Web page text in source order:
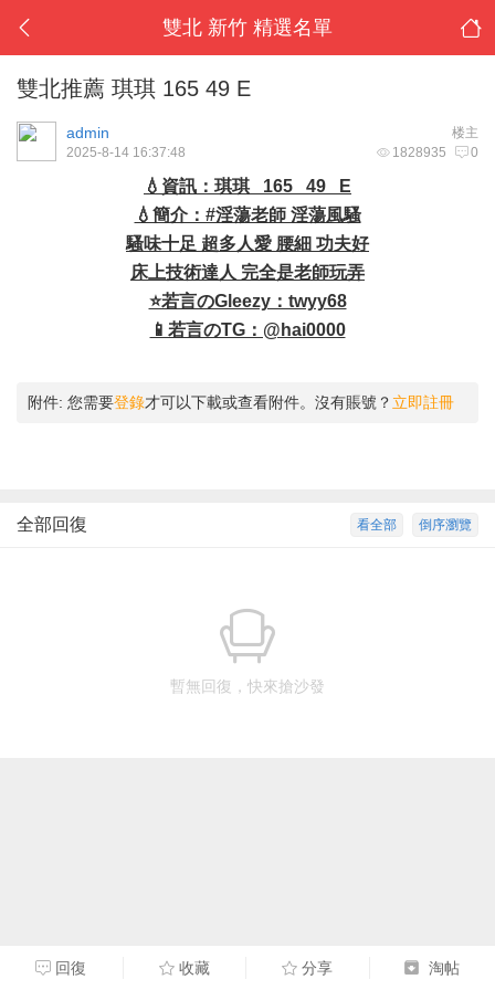
雙北 新竹 精選名單
雙北推薦 琪琪 165 49 E
楼主
admin
1828935 0
2025-8-14 16:37:48
💧資訊：琪琪 165 49 E
💧簡介：#淫蕩老師 淫蕩風騷
騷味十足 超多人愛 腰細 功夫好
床上技術達人 完全是老師玩弄
⭐若言のGleezy：twyy68
📱若言のTG：@hai0000
附件: 您需要登錄才可以下載或查看附件。沒有賬號？ 立即註冊
倒序瀏覽
看全部
全部回復
暫無回復，快來搶沙發
回復 收藏 分享 淘帖